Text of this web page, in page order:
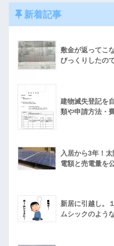
新着記事
敷金が返ってこ
びっくりしたの
建物滅失登記を
類や申請方法・
入居から3年！
電額と売電量を公
新居に引越し。
ムシックのよう